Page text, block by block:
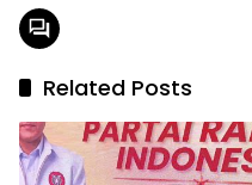
Related Posts